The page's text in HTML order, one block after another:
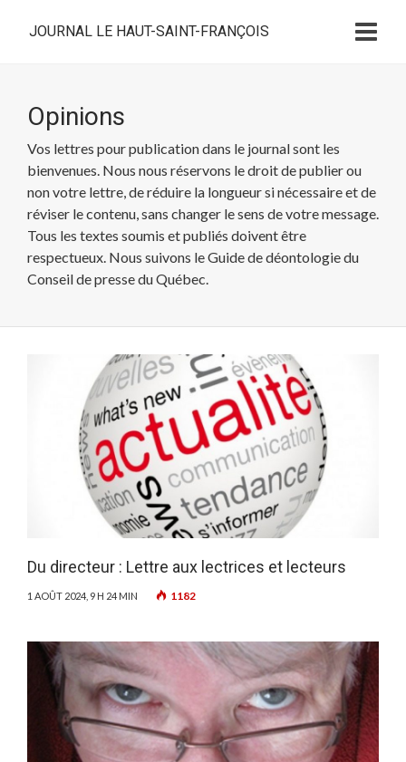
JOURNAL LE HAUT-SAINT-FRANÇOIS
Opinions
Vos lettres pour publication dans le journal sont les
bienvenues. Nous nous réservons le droit de publier ou
non votre lettre, de réduire la longueur si nécessaire et de
réviser le contenu, sans changer le sens de votre message.
Tous les textes soumis et publiés doivent être
respectueux. Nous suivons le Guide de déontologie du
Conseil de presse du Québec.
Du directeur : Lettre aux lectrices et lecteurs
1 AOÛT 2024, 9 H 24 MIN 1182